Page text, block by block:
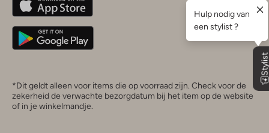
Deutschland
*Dit geldt alleen voor items die op voorraad zijn. Check voor de
zekerheid de verwachte bezorgdatum bij het item op de website
of in je winkelmandje.